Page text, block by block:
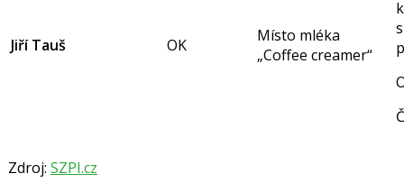
Jiří Tauš OK
Místo mléka
„Coffee creamer“
Zdroj: SZPI.cz